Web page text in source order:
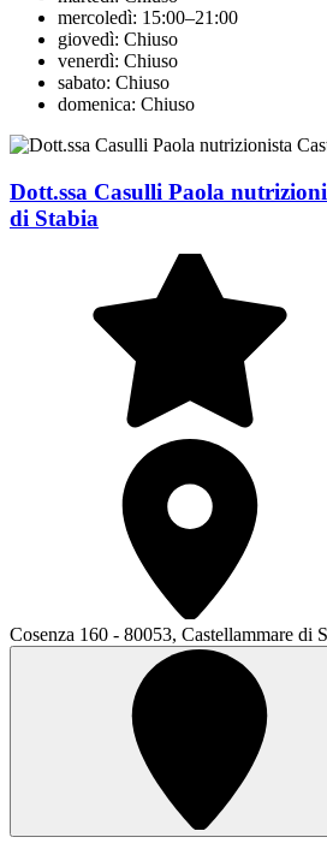
mercoledì: 15:00–21:00
giovedì: Chiuso
venerdì: Chiuso
sabato: Chiuso
domenica: Chiuso
Dott.ssa Casulli Paola
di Stabia
Cosenza 160 - 80053, Castellammare di